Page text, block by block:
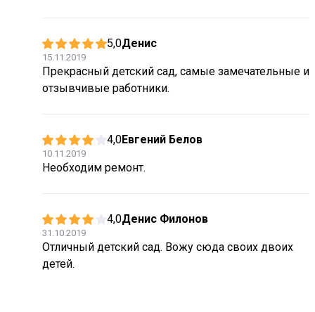
5,0Денис
15.11.2019
Прекрасный детский сад, самые замечательные и
отзывчивые работники.
4,0Евгений Белов
10.11.2019
Необходим ремонт.
4,0Денис Филонов
31.10.2019
Отличный детский сад. Вожу сюда своих двоих
детей.